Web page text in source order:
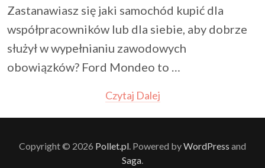
Zastanawiasz się jaki samochód kupić dla
współpracowników lub dla siebie, aby dobrze
służył w wypełnianiu zawodowych
obowiązków? Ford Mondeo to …
Czytaj Dalej
Copyright © 2026 Pollet.pl . Powered byWordPress and
Saga